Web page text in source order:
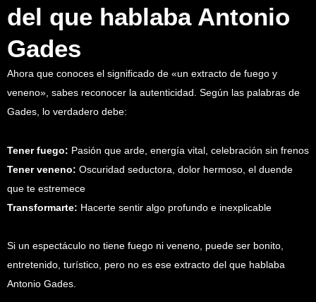
del que hablaba Antonio
Gades
Ahora que conoces el significado de «un extracto de fuego y
veneno», sabes reconocer la autenticidad. Según las palabras de
Gades, lo verdadero debe:
Tener fuego: Pasión que arde, energía vital, celebración sin frenos
Tener veneno: Oscuridad seductora, dolor hermoso, el duende
que te estremece
Transformarte: Hacerte sentir algo profundo e inexplicable
Si un espectáculo no tiene fuego ni veneno, puede ser bonito,
entretenido, turístico, pero no es ese extracto del que hablaba
Antonio Gades.